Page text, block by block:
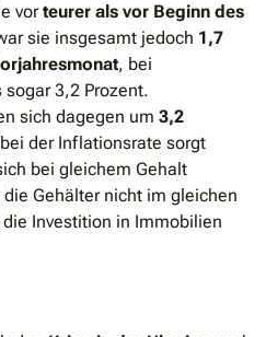
vorteurer als vor Beginn des
sie insgesamt jedoch 1,7
, bei
3,2 Prozent.
sich dagegen um 3,2
der Inflationsrate sorgt
bei gleichem Gehalt
Gehälter nicht im gleichen
Investition in Immobilien